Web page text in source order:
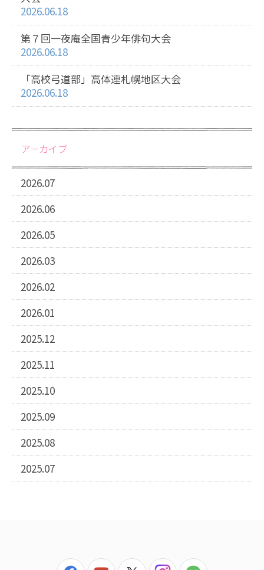
2026.06.18
第７回一夜庵全国青少年俳句大会
2026.06.18
「高校弓道部」高体連札幌地区大会
2026.06.18
アーカイブ
2026.07
2026.06
2026.05
2026.03
2026.02
2026.01
2025.12
2025.11
2025.10
2025.09
2025.08
2025.07